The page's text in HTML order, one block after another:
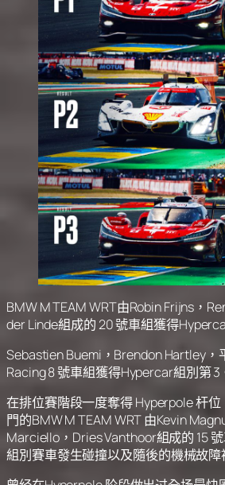
BMW M TEAM WRT由Robin Frijns，
der Linde組成的 20 號車組獲得
Sebastien Buemi，Brendon Hartley，
Racing 8 號車組獲得Hypercar組別第 3
在排位賽階段一度奪得 Hyperpole 杆
門的BMW M TEAM WRT 由Kevin
Marciello，Dries Vanthoor組成的 15
組別賽車發生碰撞以及隨後的機械故障